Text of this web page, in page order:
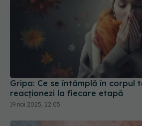
Gripa: Ce se întâmplă în corpul
reacționezi la fiecare etapă
19 noi 2025, 22:05